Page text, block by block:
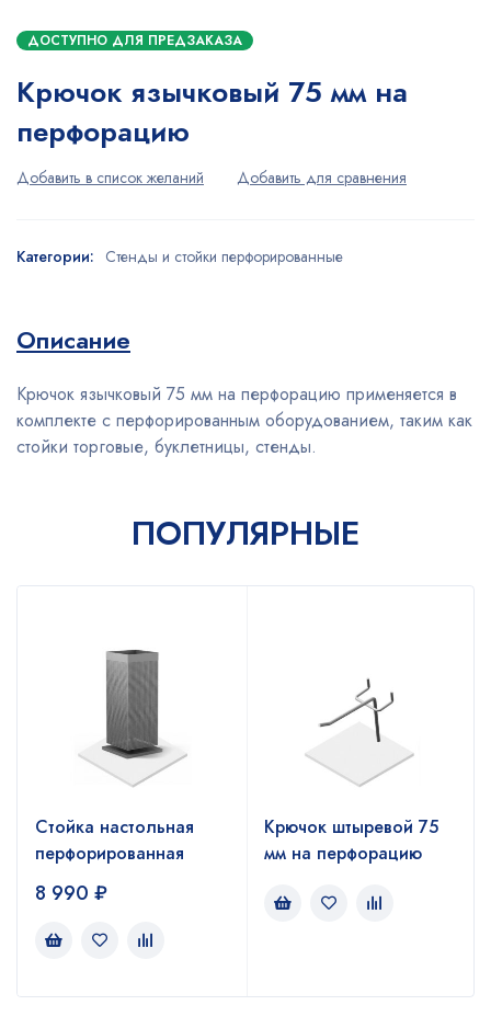
ДОСТУПНО ДЛЯ ПРЕДЗАКАЗА
Крючок язычковый 75 мм на
перфорацию
Категории: Стенды и стойки перфорированные
Описание
Крючок язычковый 75 мм на перфорацию применяется в
комплекте с перфорированным оборудованием, таким как
стойки торговые, буклетницы, стенды.
ПОПУЛЯРНЫЕ
Стойка настольная
перфорированная
8 990 ₽
Крючок штыревой 75
мм на перфорацию